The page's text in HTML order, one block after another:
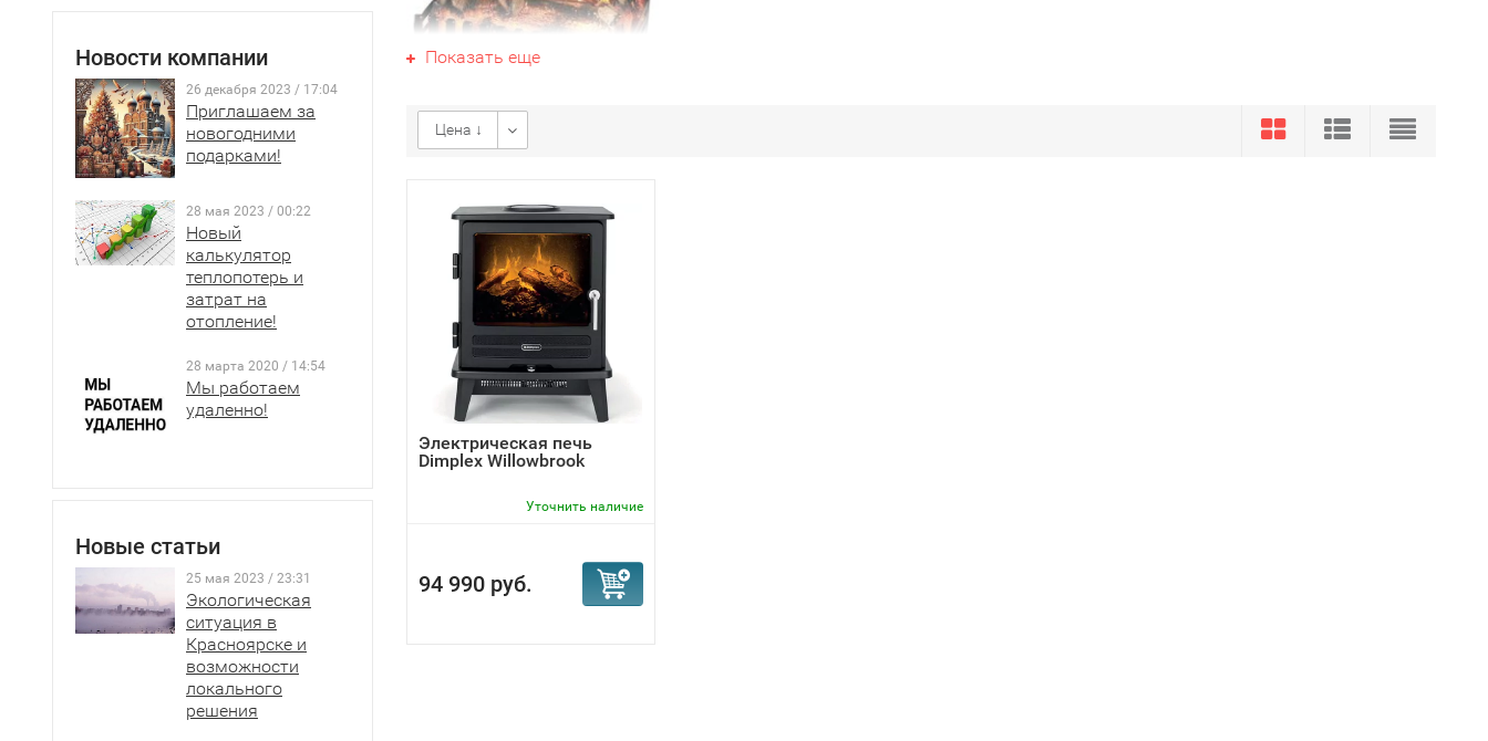
Новости компании
26 декабря 2023 / 17:04
Приглашаем за
новогодними
подарками!
28 мая 2023 / 00:22
Новый
калькулятор
теплопотерь и
затрат на
отопление!
28 марта 2020 / 14:54
Мы работаем
удаленно!
Новые статьи
25 мая 2023 / 23:31
Экологическая
ситуация в
Красноярске и
возможности
локального
решения
Показать еще
Цена ↓
Электрическая печь
Dimplex Willowbrook
Уточнить наличие
94 990 руб.